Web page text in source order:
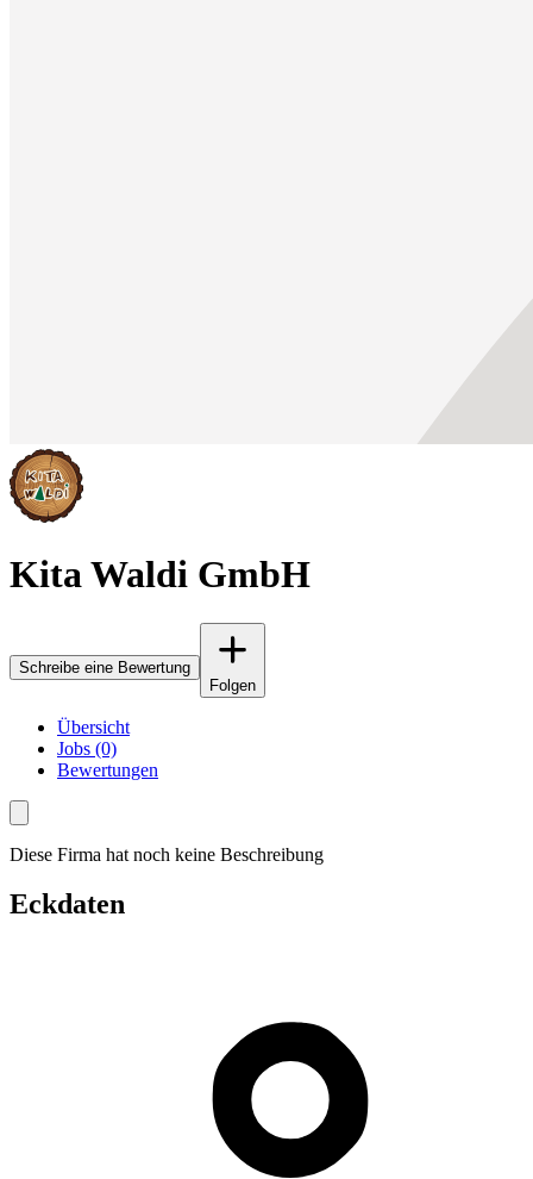
Kita Waldi GmbH
Schreibe eine Bewertung
Folgen
Übersicht
Jobs (0)
Bewertungen
Diese Firma hat noch keine Beschreibung
Eckdaten